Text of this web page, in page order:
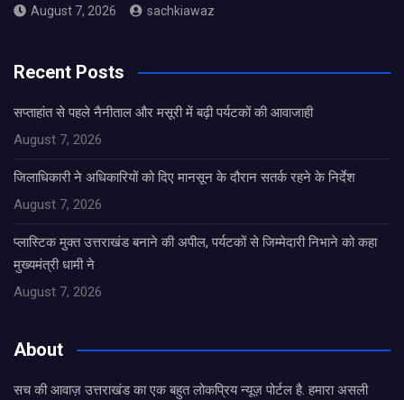
August 7, 2026 sachkiawaz
Recent Posts
सप्ताहांत से पहले नैनीताल और मसूरी में बढ़ी पर्यटकों की आवाजाही
August 7, 2026
जिलाधिकारी ने अधिकारियों को दिए मानसून के दौरान सतर्क रहने के निर्देश
August 7, 2026
प्लास्टिक मुक्त उत्तराखंड बनाने की अपील, पर्यटकों से जिम्मेदारी निभाने को कहा
मुख्यमंत्री धामी ने
August 7, 2026
About
सच की आवाज़ उत्तराखंड का एक बहुत लोकप्रिय न्यूज़ पोर्टल है. हमारा असली